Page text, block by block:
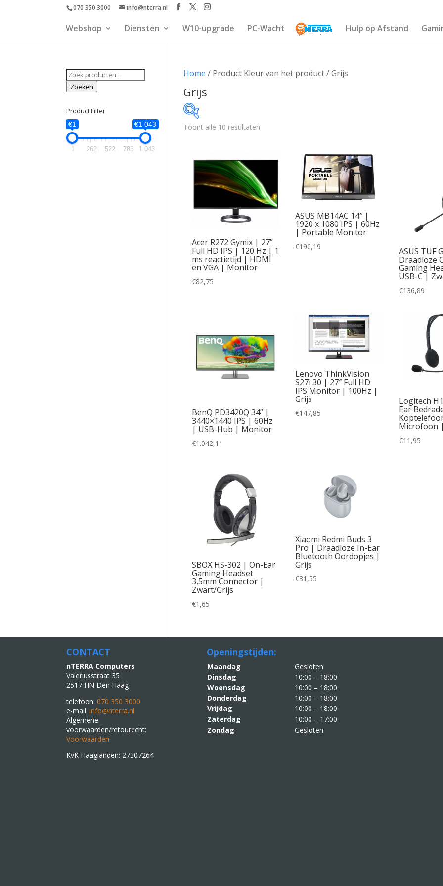
070 350 3000 info@nterra.nl
Webshop Diensten W10-upgrade PC-Wacht Hulp op Afstand
Home / Product Kleur van het product / Grijs
Grijs
1 262 522 1 043
Toont alle 10 resultaten
Acer R272 Gymix | 27”
Full HD IPS | 120 Hz | 1
ms reactietijd | HDMI
en VGA | Monitor
€82,75
ASUS MB14AC 14″ |
1920 x 1080 IPS | 60Hz
| Portable Monitor
€190,19 ASUS TUF
Draadloze
Gaming
USB-C |
€136,89
BenQ PD3420Q 34” |
3440×1440 IPS | 60Hz
| USB-Hub | Monitor
€1.042,11
Lenovo ThinkVision
S27i 30 | 27″ Full HD
IPS Monitor | 100Hz |
Grijs
€147,85
Logitech
Ear
Microfoon
€11,95
SBOX HS-302 | On-Ear
Gaming Headset
3,5mm Connector |
Zwart/Grijs
€1,65
Xiaomi Redmi Buds 3
Pro | Draadloze In-Ear
Bluetooth Oordopjes |
Grijs
€31,55
Zoeken
naar:
Zoeken
Product Filter
€1 €1 043
1 262 522 783 1 043
CONTACT
nTERRA Computers
Valeriusstraat 35
2517 HN Den Haag
telefoon:070 350 3000
e-mail:info@nterra.nl
Algemene
voorwaarden/retourecht:
Voorwaarden
KvK Haaglanden: 27307264
Openingstijden:
Maandag
Gesloten
Dinsdag
10:00 – 18:00
Woensdag
10:00 – 18:00
Donderdag
10:00 – 18:00
Vrijdag
10:00 – 18:00
Zaterdag
10:00 – 17:00
Zondag
Gesloten